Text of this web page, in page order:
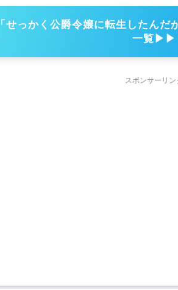
「せっかく公爵令嬢に転生したんだ
一覧▶▶
スポンサーリン